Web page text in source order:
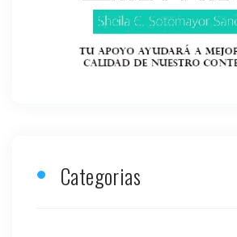
Categorias